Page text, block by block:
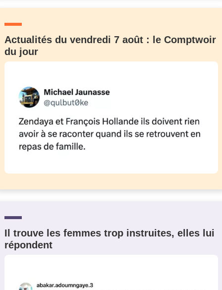
Actualités du vendredi 7 août : le Comptwoir
du jour
Il trouve les femmes trop instruites, elles lui
répondent